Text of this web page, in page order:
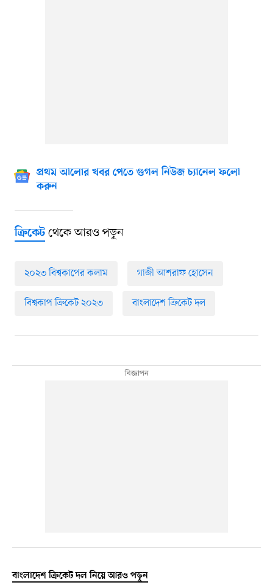
প্রথম আলোর খবর পেতে গুগল নিউজ চ্যানেল ফলো
করুন
ক্রিকেটথেকে আরও পড়ুন
২০২৩ বিশ্বকাপের কলাম গাজী আশরাফ হোসেন
বিশ্বকাপ ক্রিকেট ২০২৩ বাংলাদেশ ক্রিকেট দল
বাংলাদেশ ক্রিকেট দল নিয়ে আরও পড়ুন